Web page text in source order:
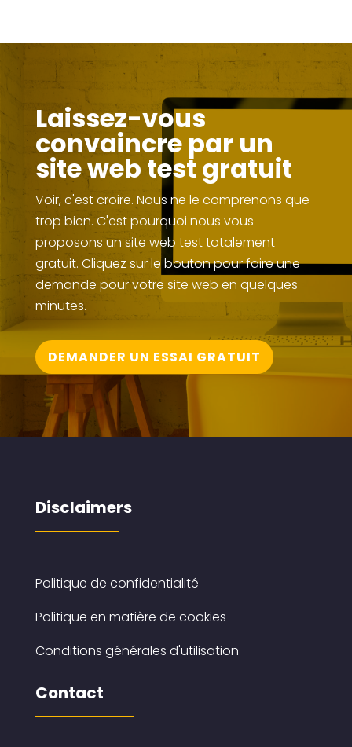
Laissez-vous
convaincre par un
site web test gratuit
Voir, c'est croire. Nous ne le comprenons que
trop bien. C'est pourquoi nous vous
proposons un site web test totalement
gratuit. Cliquez sur le bouton pour faire une
demande pour votre site web en quelques
minutes.
DEMANDER UN ESSAI GRATUIT
Disclaimers
Politique de confidentialité
Politique en matière de cookies
Conditions générales d'utilisation
Contact